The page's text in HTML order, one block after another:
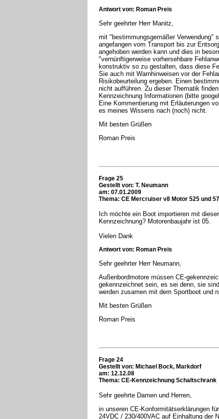
Antwort von: Roman Preis
Sehr geehrter Herr Manitz,
mit "bestimmungsgemäßer Verwendung"
angefangen vom Transport bis zur
angehoben werden kann und dies in
"vernünftigerweise vorhersehbare
konstruktiv so zu gestalten, dass diese
Sie auch mit Warnhinweisen vor der
Risikobeurteilung ergeben. Einen
nicht aufführen. Zu dieser Thematik
Kennzeichnung Informationen (bitte
Eine Kommentierung mit Erläuterungen
es meines Wissens nach (noch) nicht.
Mit besten Grüßen
Roman Preis
Frage 25
Gestellt von: T. Neumann
am: 07.01.2009
Thema: CE Mercruiser v8 Motor 525 und
Ich möchte ein Boot importieren mit
Kennzeichnung? Motorenbaujahr ist 05.
Vielen Dank
Antwort von: Roman Preis
Sehr geehrter Herr Neumann,
Außenbordmotore müssen CE-
gekennzeichnet sein, es sei denn, sie
werden zusamen mit dem Sportboot und
Mit besten Grüßen
Roman Preis
Frage 24
Gestellt von: Michael Bock, Markdorf
am: 12.12.08
Thema: CE-Kennzeichnung Schaltschrank
Sehr geehrte Damen und Herren,
in unseren CE-Konformitätserklärungen
24VDC / 230/400VAC auf Einhaltung der